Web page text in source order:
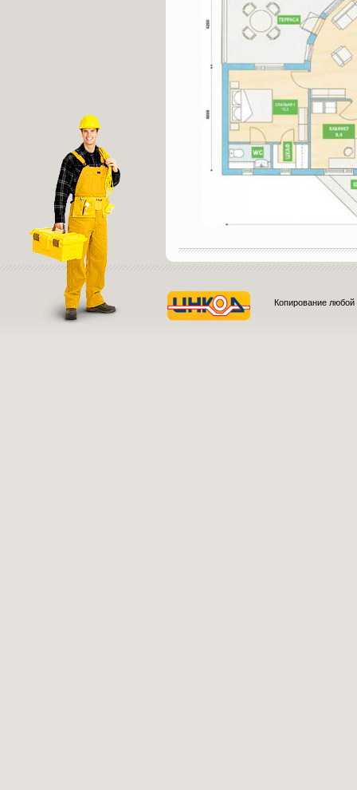
Копирование